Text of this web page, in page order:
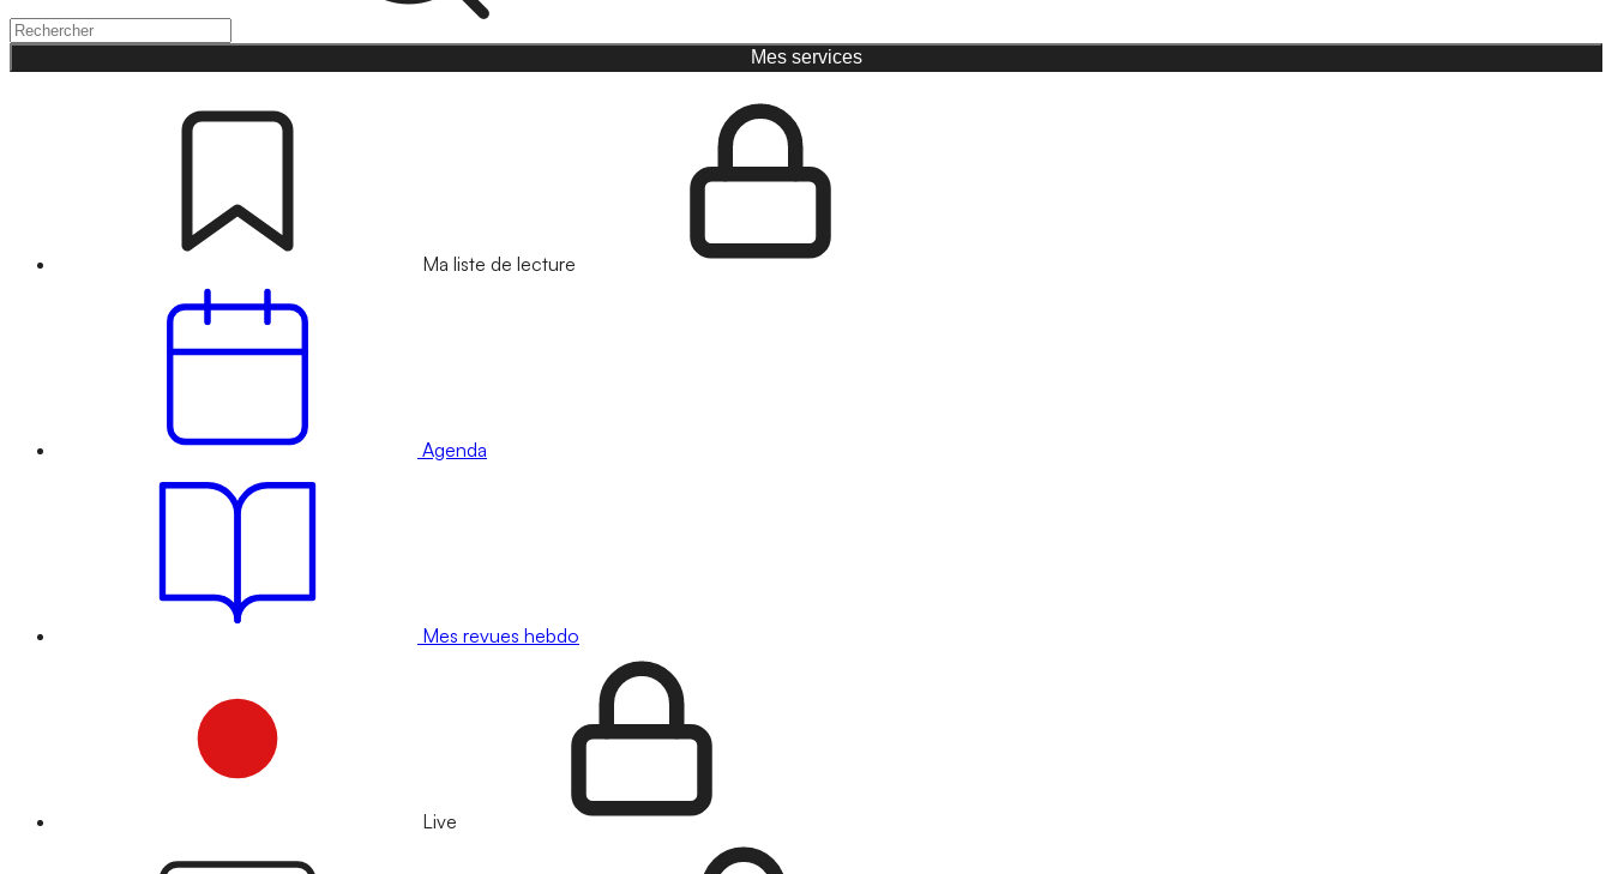
Mes services
Ma liste de lecture
Agenda
Mes revues hebdo
Live